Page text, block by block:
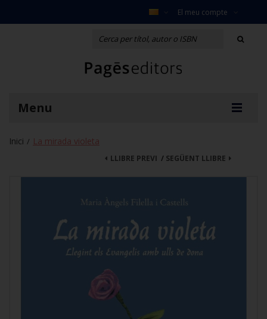
El meu compte
Menu
Inici / La mirada violeta
SEGÜENT LLIBRE
LLIBRE PREVI /